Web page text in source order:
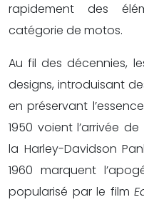
rapidement des
catégorie de motos.
Au fil des décennies,
designs, introduisant
en préservant
1950 voient l’arrivée
la Harley-Davidson
1960 marquent
popularisé par le film